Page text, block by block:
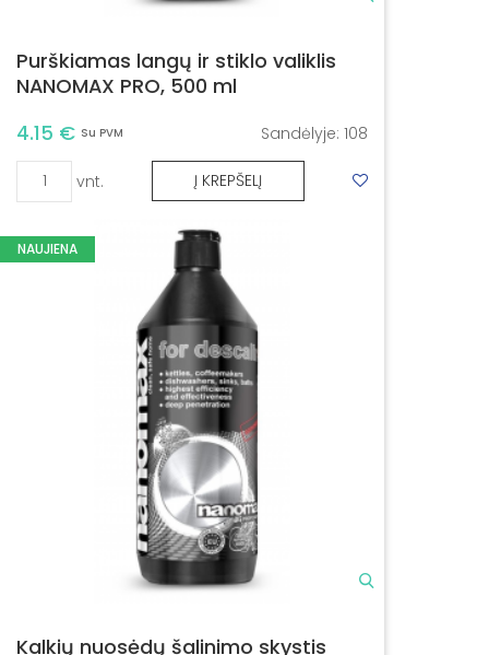
Purškiamas langų ir stiklo valiklis
NANOMAX PRO, 500 ml
4.15 € Su PVM Sandėlyje: 108
vnt. Į KREPŠELĮ
NAUJIENA
Kalkių nuosėdų šalinimo skystis